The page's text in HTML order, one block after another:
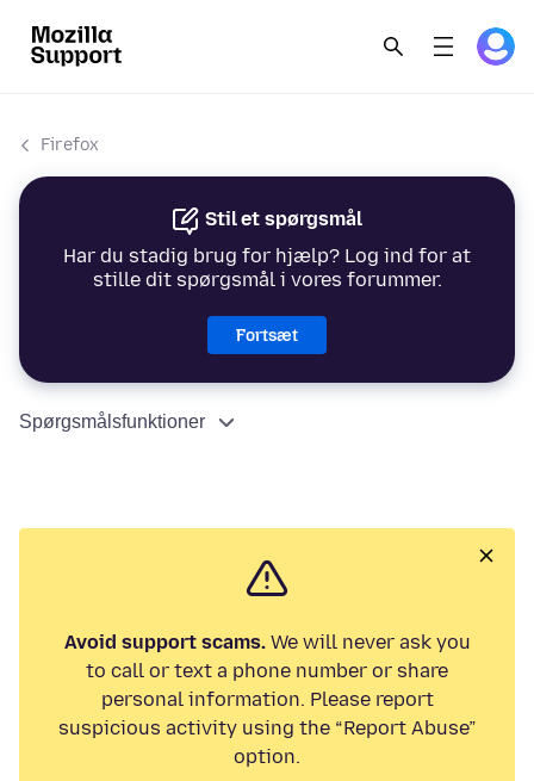
Firefox
Stil et spørgsmål
Har du stadig brug for hjælp? Log ind for at
stille dit spørgsmål i vores forummer.
Fortsæt
Spørgsmålsfunktioner
Avoid support scams.We will never ask you
to call or text a phone number or share
personal information. Please report
suspicious activity using the “Report Abuse”
option.